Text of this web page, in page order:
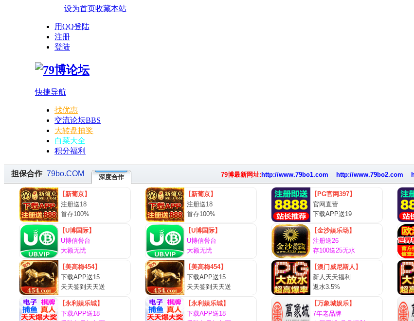
设为首页收藏本站
用QQ登陆
注册
登陆
快捷导航
找优惠
交流论坛BBS
大转盘抽奖
白菜大全
积分福利